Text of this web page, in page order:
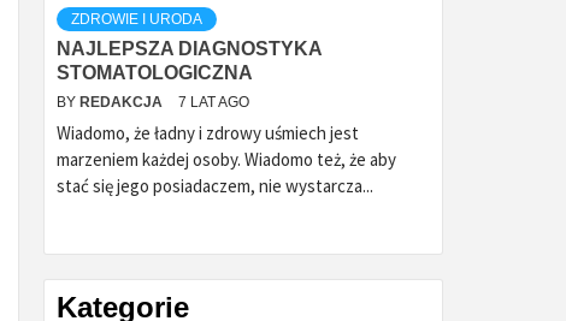
ZDROWIE I URODA
NAJLEPSZA DIAGNOSTYKA
STOMATOLOGICZNA
BY REDAKCJA 7 LAT AGO
Wiadomo, że ładny i zdrowy uśmiech jest
marzeniem każdej osoby. Wiadomo też, że aby
stać się jego posiadaczem, nie wystarcza...
Kategorie